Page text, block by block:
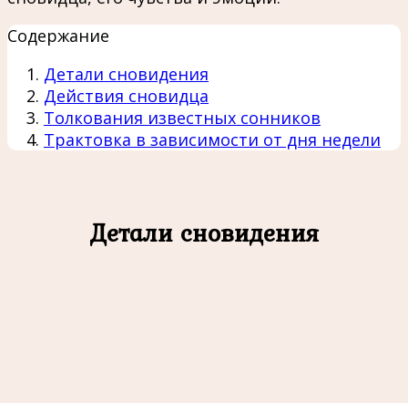
Содержание
Детали сновидения
Действия сновидца
Толкования известных сонников
Трактовка в зависимости от дня недели
Детали сновидения